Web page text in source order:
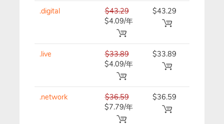
.digital
$43.29
$4.09/年
$43.29
.live
$33.89
$4.09/年
$33.89
.network
$36.59
$7.79/年
$36.59